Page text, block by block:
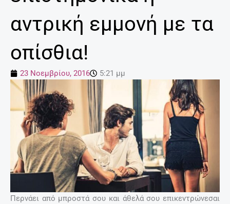
αντρική εμμονή με τα
οπίσθια!
23 Νοεμβρίου, 2016 5:21 μμ
Περνάει από μπροστά σου και άθελά σου επικεντρώνεσαι